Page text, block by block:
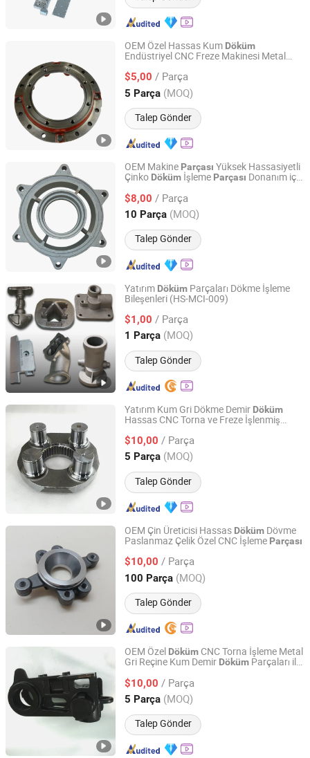
OEM Özel Hassas Kum Döküm
Endüstriyel CNC Freze Makinesi Metal
OEM Özel İşlenmiş Şanzıman Kayış
Kasnağı Ürünü
$5,00 / Parça
5 Parça (MOQ)
Talep Gönder
Kunshan Tiesheng Precision Technology Co., Ltd.
Jiangsu, China Fiyat 2025
OEM Makine Parçası Yüksek Hassasiyetli
Çinko Döküm İşleme Parçası Donanım için
$8,00 / Parça
10 Parça (MOQ)
Talep Gönder
Hebei And Metals & Minerals Co., Ltd.
Hebei, China Fiyat 2014
Yatırım Döküm Parçaları Dökme İşleme
Bileşenleri (HS-MCI-009)
$1,00 / Parça
1 Parça (MOQ)
Talep Gönder
Ningbo Hengsheng Machinery Co., Ltd.
Zhejiang, China Fiyat 2014
Yatırım Kum Gri Dökme Demir Döküm
Hassas CNC Torna ve Freze İşlenmiş
Motor Gövdesi Forklift
$10,00 / Parça
5 Parça (MOQ)
Talep Gönder
Kunshan Tiesheng Precision Technology Co., Ltd.
Jiangsu, China Fiyat 2025
OEM Çin Üreticisi Hassas Döküm Dövme
Paslanmaz Çelik Özel CNC İşleme Parçası
$10,00 / Parça
100 Parça (MOQ)
Talep Gönder
Ningbo Hento Metal Products Co., Ltd.
Zhejiang, China Fiyat 2021
OEM Özel Döküm CNC Torna İşleme Metal
Gri Reçine Kum Demir Döküm Parçaları ile
Kapağı için CNC İşleme Hizmeti
$10,00 / Parça
5 Parça (MOQ)
Talep Gönder
Kunshan Tiesheng Precision Technology Co., Ltd.
Jiangsu, China Fiyat 2025